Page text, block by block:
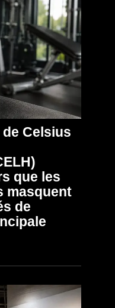
Celsius
que les
masquent
de